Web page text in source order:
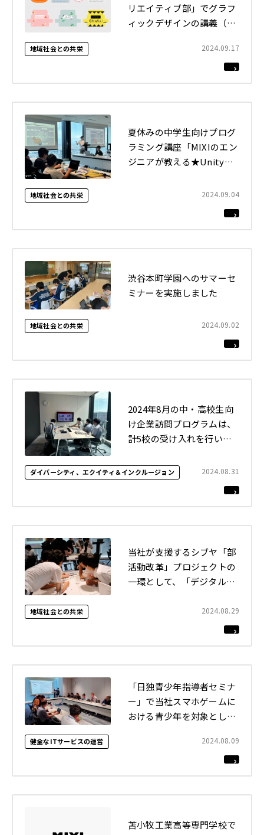
地域社会との共栄 2024.09.17
リエイティブ部」でグラフ
ィックデザインの講義（全
地域社会との共栄 2024.09.04
夏休みの中学生向けプログ
ラミング講座「MIXIのエン
ジニアが教える★Unityゲ
座★」を開催しました
地域社会との共栄 2024.09.02
渋谷本町学園へのサマーセ
ミナーを実施しました
ダイバーシティ、エクイティ＆インクルージョン 2024.08.31
2024年8月の中・高校生向
け企業訪問プログラムは、
計5校の受け入れを行いま
地域社会との共栄 2024.08.29
当社が支援するシブヤ「部
活動改革」プロジェクトの
一環として、「デジタルク
ザインの講義（全3回）を
健全なITサービスの運営 2024.08.09
「日独青少年指導者セミナ
ー」で当社スマホゲームに
おける青少年を対象とした
苫小牧工業高等専門学校で